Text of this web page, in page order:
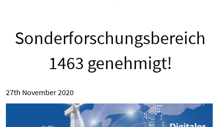
Sonderforschungsbereich
1463 genehmigt!
27th November 2020